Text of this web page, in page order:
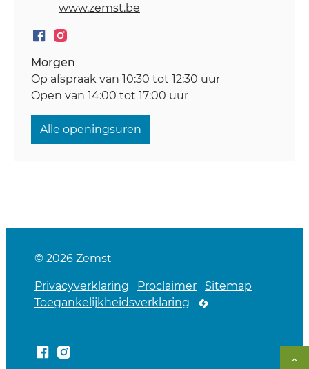
Websitewww.zemst.be
Facebook Gemeente Zemst
Instagram Gemeente Zemst
Morgen
Op afspraak van 10:30 tot 12:30 uur
Open van 14:00 tot 17:00 uur
Alle openingsuren
© 2026 Zemst
Privacyverklaring Proclaimer
Sitemap
Toegankelijkheidsverklaring
LCP nv 2026 ©
Facebook
Instagram